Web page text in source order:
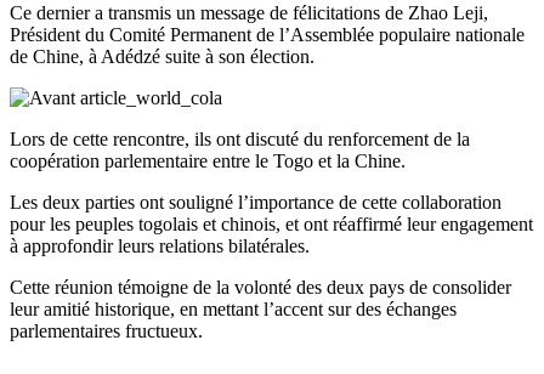
Ce dernier a transmis un message de félicitations de Zhao Leji,
Président du Comité Permanent de l’Assemblée populaire nationale
de Chine, à Adédzé suite à son élection.
Lors de cette rencontre, ils ont discuté du renforcement de la
coopération parlementaire entre le Togo et la Chine.
Les deux parties ont souligné l’importance de cette collaboration
pour les peuples togolais et chinois, et ont réaffirmé leur engagement
à approfondir leurs relations bilatérales.
Cette réunion témoigne de la volonté des deux pays de consolider
leur amitié historique, en mettant l’accent sur des échanges
parlementaires fructueux.